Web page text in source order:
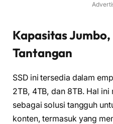
Kapasitas
Tantangan
SSD ini tersedia dalam
2TB, 4TB, dan 8TB. Hal ini
sebagai solusi tangguh
konten, termasuk yang